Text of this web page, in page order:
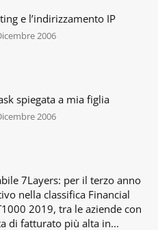
e l’indirizzamento IP
2006
spiegata a mia figlia
2006
7Layers: per il terzo anno
nella classifica Financial
2019, tra le aziende con
di fatturato più alta in...